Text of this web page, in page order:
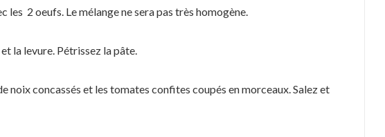
les 2 oeufs. Le mélange ne sera pas très homogène.
la levure. Pétrissez la pâte.
noix concassés et les tomates confites coupés en morceaux. Salez et